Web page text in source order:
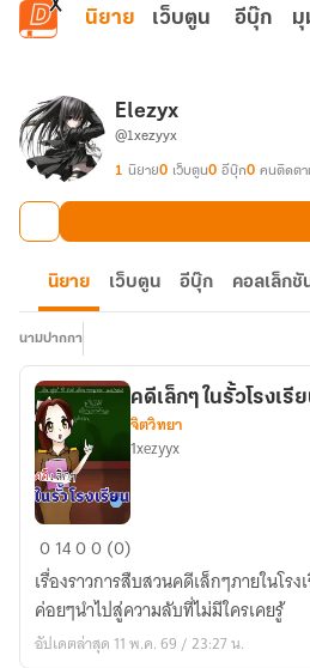
ข้ามไปยังเนื้อหาหลัก
นิยาย เว็บตูน อีบุ๊ก มุ
Elezyx
@1xezyyx
1 นิยาย0 เว็บตูน0 อีบุ๊ก0 คนติดตา
นิยาย เว็บตูน อีบุ๊ก คอลเล็กชั
นามปากกา
คดี
เล็กๆ
ใน
รั้ว
โรงเรียน
คดีเล็กๆ ในรั้วโรงเรี
จิตวิทยา
1xezyyx
01400 (0)
เรื่องราวการสืบสวนคดีเล็กๆภายในโร
ค่อยๆนำไปสู่ความลับที่ไม่มีใครเคยรู้
อัปเดตล่าสุด 11 พ.ค. 69 / 23:27 น.